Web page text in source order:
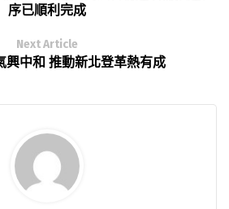
序已順利完成
Next Article
興中和 推動新北登革熱有成